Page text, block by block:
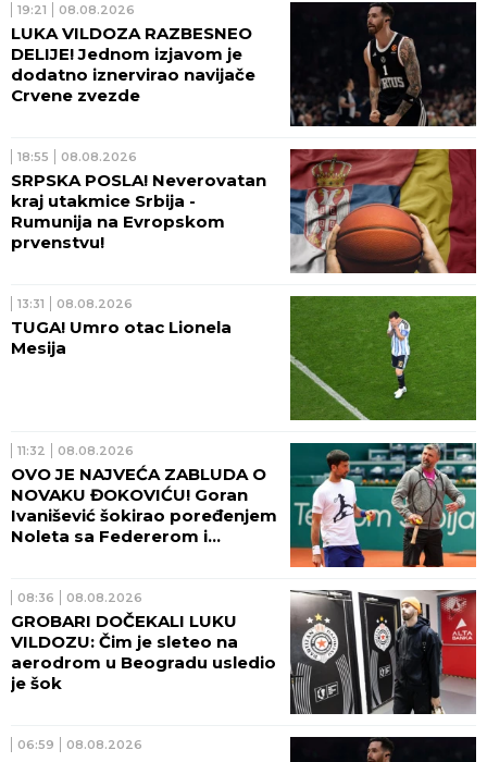
19:21 08.08.2026
LUKA VILDOZA RAZBESNEO
DELIJE! Jednom izjavom je
dodatno iznervirao navijače
Crvene zvezde
18:55 08.08.2026
SRPSKA POSLA! Neverovatan
kraj utakmice Srbija -
Rumunija na Evropskom
prvenstvu!
13:31 08.08.2026
TUGA! Umro otac Lionela
Mesija
11:32 08.08.2026
OVO JE NAJVEĆA ZABLUDA O
NOVAKU ĐOKOVIĆU! Goran
Ivanišević šokirao poređenjem
Noleta sa Federerom i
08:36 08.08.2026
GROBARI DOČEKALI LUKU
VILDOZU: Čim je sleteo na
aerodrom u Beogradu usledio
je šok
06:59 08.08.2026